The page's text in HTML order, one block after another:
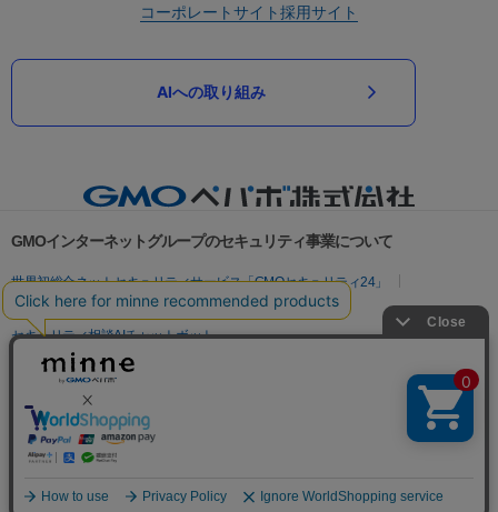
コーポレートサイト採用サイト
AIへの取り組み
GMOインターネットグループのセキュリティ事業について
世界初総合ネットセキュリティサービス「GMOセキュリティ24」
パスワード漏洩診断
Webサイトリスク診断
セキュリティ相談AIチャットボット
実在証明・盗聴対策
サイバー攻撃対策（GMO Flatt Security）
セキュリティ事業の軌跡